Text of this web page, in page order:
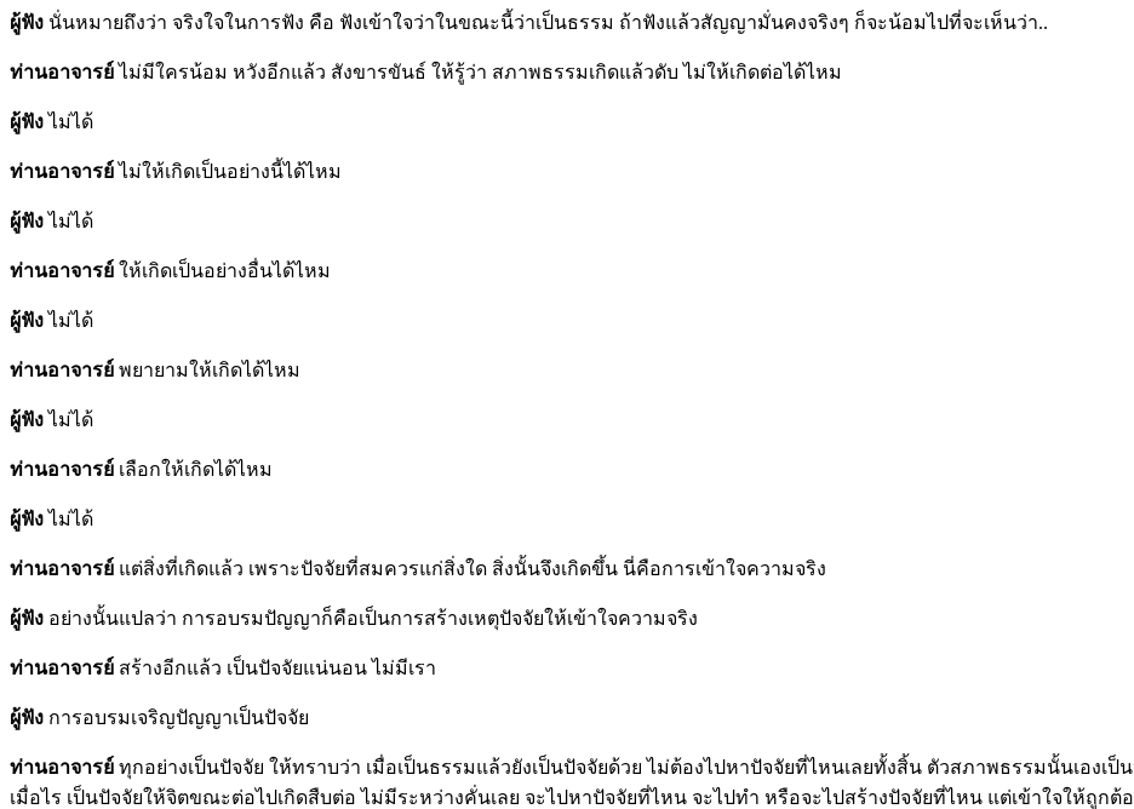
ผู้ฟัง นั่นหมายถึงว่า จริงใจในการฟัง คือ ฟังเข้าใจว่าในขณะนี้ว่าเป็นธรรม ถ้าฟังแล้วสัญญามั่นคงจริงๆ ก็จะน้อมไปที่จะเห็นว่า..
ท่านอาจารย์ไม่มีใครน้อม หวังอีกแล้ว สังขารขันธ์ ให้รู้ว่า สภาพธรรมเกิดแล้วดับ ไม่ให้เกิดต่อได้ไหม
ผู้ฟังไม่ได้
ท่านอาจารย์ไม่ให้เกิดเป็นอย่างนี้ได้ไหม
ผู้ฟังไม่ได้
ท่านอาจารย์ ให้เกิดเป็นอย่างอื่นได้ไหม
ผู้ฟังไม่ได้
ท่านอาจารย์ พยายามให้เกิดได้ไหม
ผู้ฟังไม่ได้
ท่านอาจารย์ เลือกให้เกิดได้ไหม
ผู้ฟังไม่ได้
ท่านอาจารย์ แต่สิ่งที่เกิดแล้ว เพราะปัจจัยที่สมควรแก่สิ่งใด สิ่งนั้นจึงเกิดขึ้น นี่คือการเข้าใจความจริง
ผู้ฟัง อย่างนั้นแปลว่า การอบรมปัญญาก็คือเป็นการสร้างเหตุปัจจัยให้เข้าใจความจริง
ท่านอาจารย์ สร้างอีกแล้ว เป็นปัจจัยแน่นอน ไม่มีเรา
ผู้ฟัง การอบรมเจริญปัญญาเป็นปัจจัย
ท่านอาจารย์ ทุกอย่างเป็นปัจจัย ให้ทราบว่า เมื่อเป็นธรรมแล้วยังเป็นปัจจัยด้วย ไม่ต้องไปหาปัจจัยที่ไหนเลยทั้งสิ้น ตัวสภาพธรรมนั้นเองเ
เมื่อไร เป็นปัจจัยให้จิตขณะต่อไปเกิดสืบต่อ ไม่มีระหว่างคั่นเลย จะไปหาปัจจัยที่ไหน จะไปทำ หรือจะไปสร้างปัจจัยที่ไหน แต่เข้าใจให้ถูก